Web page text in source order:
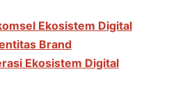
Ekosistem Digital
Brand
Ekosistem Digital